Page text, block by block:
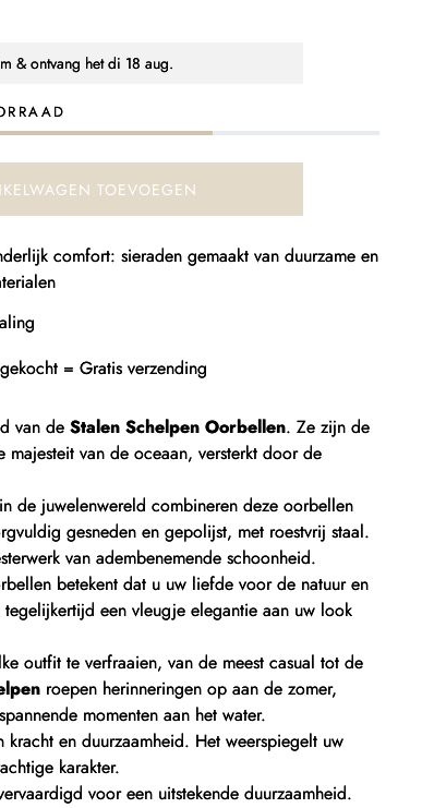
& ontvang hetdi 18 aug.
TOEVOEGEN
comfort: sieraden gemaakt van duurzame en
= Gratis verzending
van deStalen Schelpen Oorbellen. Ze zijn de
majesteit van de oceaan, versterkt door de
de juwelenwereld combineren deze oorbellen
gesneden en gepolijst, met roestvrij staal.
van adembenemende schoonheid.
betekent dat u uw liefde voor de natuur en
een vleugje elegantie aan uw look
outfit te verfraaien, van de meest casual tot de
roepen herinneringen op aan de zomer,
momenten aan het water.
kracht en duurzaamheid. Het weerspiegelt uw
karakter.
voor een uitstekende duurzaamheid.